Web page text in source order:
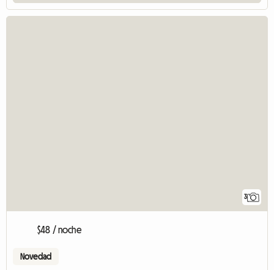
3
$48 / noche
Novedad